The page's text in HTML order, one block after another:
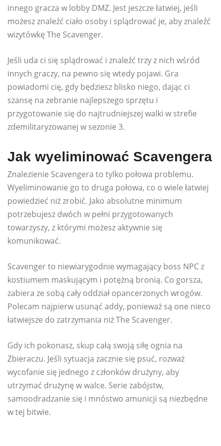
innego gracza w lobby DMZ. Jest jeszcze łatwiej, jeśli
możesz znaleźć ciało osoby i splądrować je, aby znaleźć
wizytówkę The Scavenger.
Jeśli uda ci się splądrować i znaleźć trzy z nich wśród
innych graczy, na pewno się wtedy pojawi. Gra
powiadomi cię, gdy będziesz blisko niego, dając ci
szansę na zebranie najlepszego sprzętu i
przygotowanie się do najtrudniejszej walki w strefie
zdemilitaryzowanej w sezonie 3.
Jak wyeliminować Scavengera
Znalezienie Scavengera to tylko połowa problemu.
Wyeliminowanie go to druga połowa, co o wiele łatwiej
powiedzieć niż zrobić. Jako absolutne minimum
potrzebujesz dwóch w pełni przygotowanych
towarzyszy, z którymi możesz aktywnie się
komunikować.
Scavenger to niewiarygodnie wymagający boss NPC z
kostiumem maskującym i potężną bronią. Co gorsza,
zabiera ze sobą cały oddział opancerzonych wrogów.
Polecam najpierw usunąć addy, ponieważ są one nieco
łatwiejsze do zatrzymania niż The Scavenger.
Gdy ich pokonasz, skup całą swoją siłę ognia na
Zbieraczu. Jeśli sytuacja zacznie się psuć, rozważ
wycofanie się jednego z członków drużyny, aby
utrzymać drużynę w walce. Serie zabójstw,
samoodradzanie się i mnóstwo amunicji są niezbędne
w tej bitwie.